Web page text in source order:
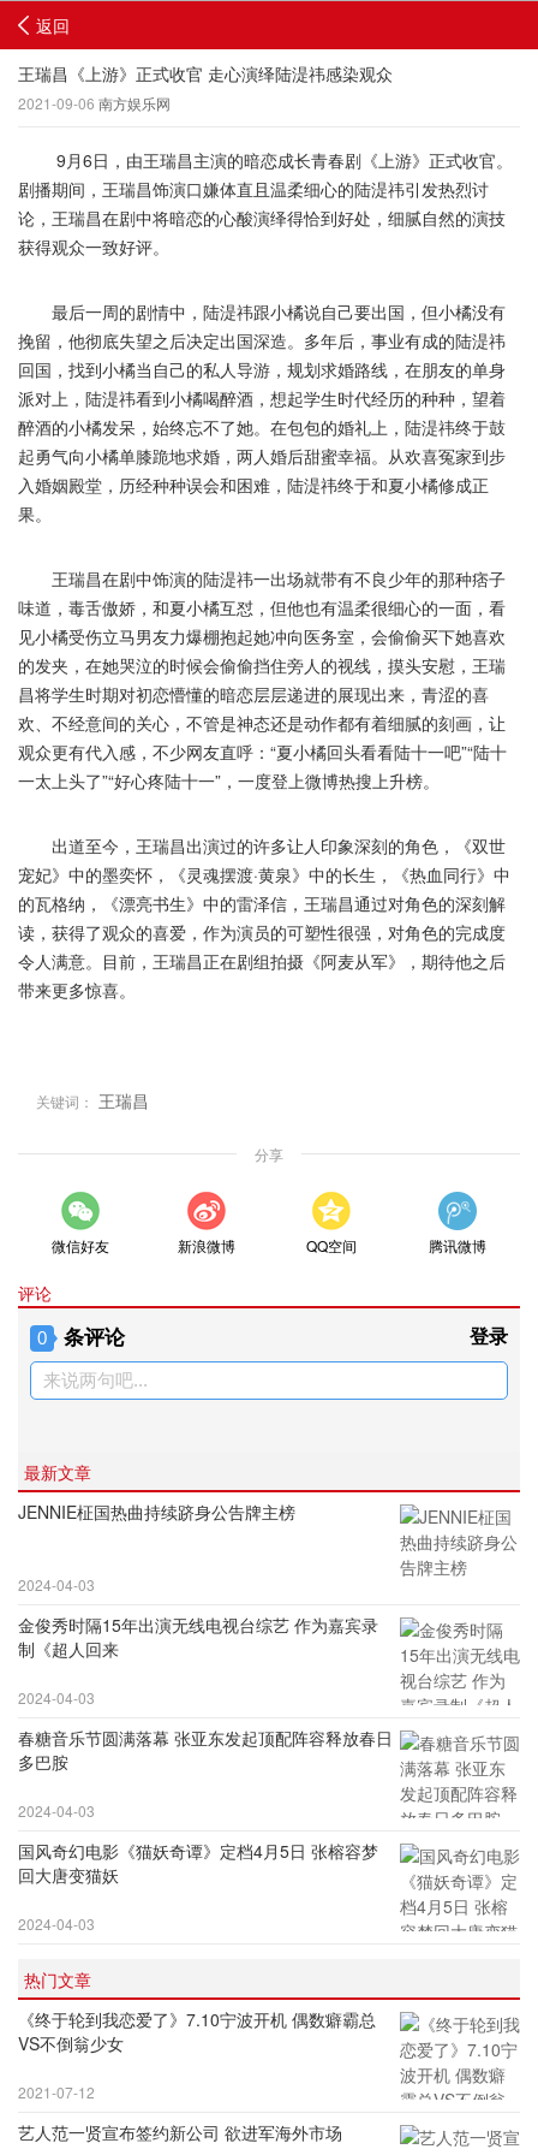
返回
王瑞昌《上游》正式收官 走心演绎陆湜祎感染观众
2021-09-06 南方娱乐网
9月6日，由王瑞昌主演的暗恋成长青春剧《上游》正式收官。
剧播期间，王瑞昌饰演口嫌体直且温柔细心的陆湜祎引发热烈讨
论，王瑞昌在剧中将暗恋的心酸演绎得恰到好处，细腻自然的演技
获得观众一致好评。
最后一周的剧情中，陆湜祎跟小橘说自己要出国，但小橘没有
挽留，他彻底失望之后决定出国深造。多年后，事业有成的陆湜祎
回国，找到小橘当自己的私人导游，规划求婚路线，在朋友的单身
派对上，陆湜祎看到小橘喝醉酒，想起学生时代经历的种种，望着
醉酒的小橘发呆，始终忘不了她。在包包的婚礼上，陆湜祎终于鼓
起勇气向小橘单膝跪地求婚，两人婚后甜蜜幸福。从欢喜冤家到步
入婚姻殿堂，历经种种误会和困难，陆湜祎终于和夏小橘修成正
果。
王瑞昌在剧中饰演的陆湜祎一出场就带有不良少年的那种痞子
味道，毒舌傲娇，和夏小橘互怼，但他也有温柔很细心的一面，看
见小橘受伤立马男友力爆棚抱起她冲向医务室，会偷偷买下她喜欢
的发夹，在她哭泣的时候会偷偷挡住旁人的视线，摸头安慰，王瑞
昌将学生时期对初恋懵懂的暗恋层层递进的展现出来，青涩的喜
欢、不经意间的关心，不管是神态还是动作都有着细腻的刻画，让
观众更有代入感，不少网友直呼：“夏小橘回头看看陆十一吧”“陆十
一太上头了”“好心疼陆十一”，一度登上微博热搜上升榜。
出道至今，王瑞昌出演过的许多让人印象深刻的角色，《双世
宠妃》中的墨奕怀，《灵魂摆渡·黄泉》中的长生，《热血同行》中
的瓦格纳，《漂亮书生》中的雷泽信，王瑞昌通过对角色的深刻解
读，获得了观众的喜爱，作为演员的可塑性很强，对角色的完成度
令人满意。目前，王瑞昌正在剧组拍摄《阿麦从军》，期待他之后
带来更多惊喜。
关键词： 王瑞昌
分享
微信好友 新浪微博 QQ空间 腾讯微博
评论
0 条评论 登录
来说两句吧...
最新文章
JENNIE柾国热曲持续跻身公告牌主榜
2024-04-03
金俊秀时隔15年出演无线电视台综艺 作为嘉宾录
制《超人回来
2024-04-03
春糖音乐节圆满落幕 张亚东发起顶配阵容释放春日
多巴胺
2024-04-03
国风奇幻电影《猫妖奇谭》定档4月5日 张榕容梦
回大唐变猫妖
2024-04-03
热门文章
《终于轮到我恋爱了》7.10宁波开机 偶数癖霸总
VS不倒翁少女
2021-07-12
艺人范一贤宣布签约新公司 欲进军海外市场